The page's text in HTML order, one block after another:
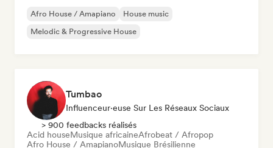
Afro House / Amapiano
House music
Melodic & Progressive House
Tumbao
Influenceur·euse Sur Les Réseaux Sociaux
> 900 feedbacks réalisés
Acid houseMusique africaineAfrobeat / Afropop
Afro House / AmapianoMusique Brésilienne